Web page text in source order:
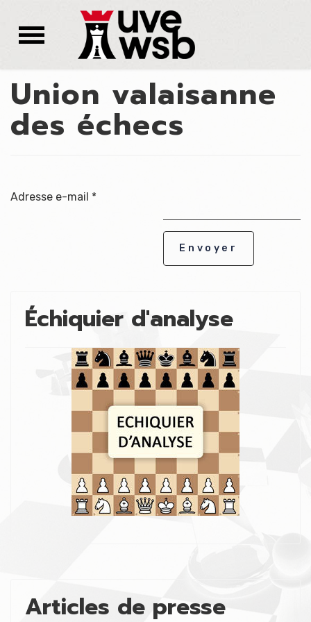
Union valaisanne
des échecs
Adresse e-mail *
Envoyer
Échiquier d'analyse
Articles de presse